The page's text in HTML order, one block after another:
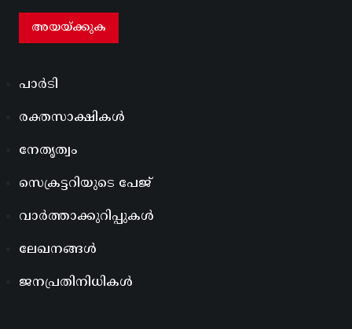
പാർടി
രക്തസാക്ഷികൾ
നേതൃത്വം
സെക്രട്ടറിയുടെ പേജ്
വാർത്താക്കുറിപ്പുകൾ
ലേഖനങ്ങൾ
ജനപ്രതിനിധികൾ